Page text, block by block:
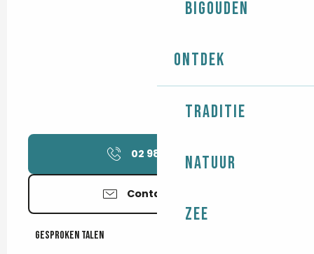
Bigouden
Ontdek
Traditie
Natuur
Zee
02 98 58 60 ▒▒
Contacteer ons
Gesproken talen
Gesproken talen